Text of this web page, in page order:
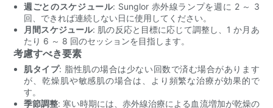
週ごとのスケジュール: Sunglor 赤外線ランプを週に 2 ～ 3
回、できれば連続しない日に使用してください。
月間スケジュール: 肌の反応と目標に応じて調整し、1 か月あ
たり 6 ～ 8 回のセッションを目指します。
考慮すべき要素
肌タイプ: 脂性肌の場合は少ない回数で済む場合があります
が、乾燥肌や敏感肌の場合は、より頻繁な治療が効果的で
す。
季節調整: 寒い時期には、赤外線治療による血流増加が乾燥の